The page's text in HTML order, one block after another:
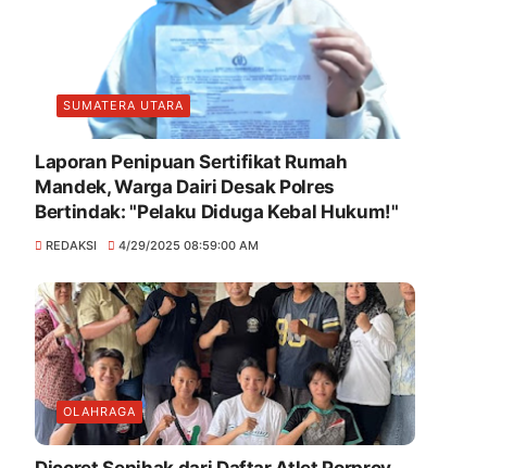
SUMATERA UTARA
Laporan Penipuan Sertifikat Rumah
Mandek, Warga Dairi Desak Polres
Bertindak: "Pelaku Diduga Kebal Hukum!"
REDAKSI 4/29/2025 08:59:00 AM
OLAHRAGA